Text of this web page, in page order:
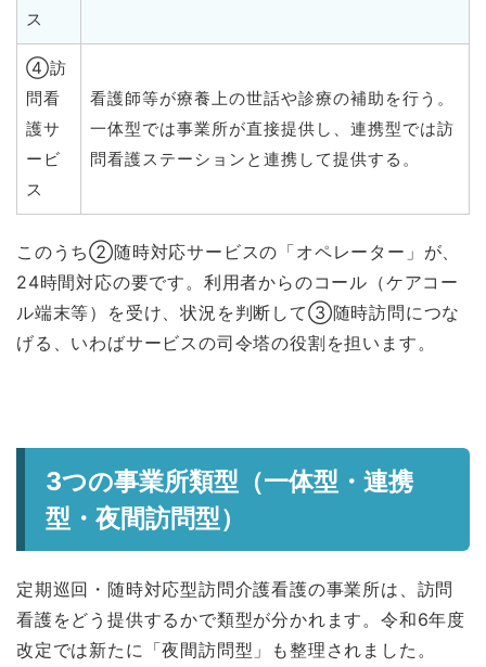
ス
④訪
問看
護サ
ービ
ス
看護師等が療養上の世話や診療の補助を行う。
一体型では事業所が直接提供し、連携型では訪
問看護ステーションと連携して提供する。
このうち②随時対応サービスの「オペレーター」が、
24時間対応の要です。利用者からのコール（ケアコー
ル端末等）を受け、状況を判断して③随時訪問につな
げる、いわばサービスの司令塔の役割を担います。
3つの事業所類型（一体型・連携
型・夜間訪問型）
定期巡回・随時対応型訪問介護看護の事業所は、訪問
看護をどう提供するかで類型が分かれます。令和6年度
改定では新たに「夜間訪問型」も整理されました。